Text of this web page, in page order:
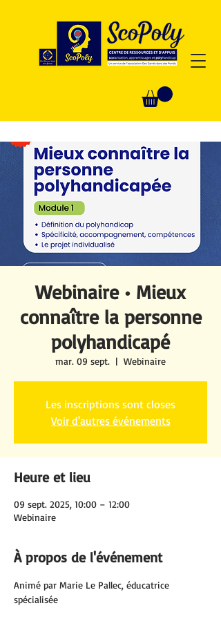
Webinaire • Mieux
connaître la personne
polyhandicapé
mar. 09 sept.
  |
Webinaire
Les inscriptions sont closes
Voir d'autres événements
Heure et lieu
09 sept. 2025, 10:00 – 12:00
Webinaire
À propos de l'événement
Animé par Marie Le Pallec, éducatrice
spécialisée